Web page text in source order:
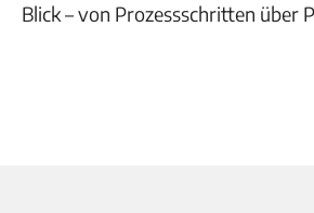
Blick – von Prozessschritten über